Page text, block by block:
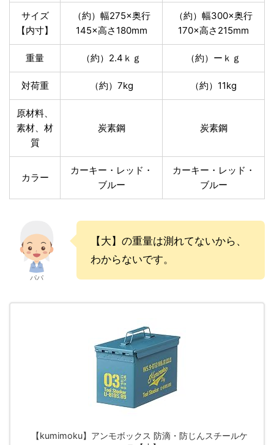
サイズ
【内寸】
（約）幅275×奥行
145×高さ180mm
（約）幅300×奥行
170×高さ215mm
重量 （約）2.4ｋｇ （約）ーｋｇ
対荷重 （約）7kg （約）11kg
原材料、
素材、材
質
炭素鋼 炭素鋼
カラー
カーキー・レッド・
ブルー
カーキー・レッド・
ブルー
パパ
【大】の重量は測れてないから、
わからないです。
【kumimoku】アンモボックス 防滴・防じんスチールケ